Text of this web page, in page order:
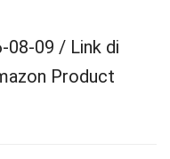
08-09 / Link di
Product